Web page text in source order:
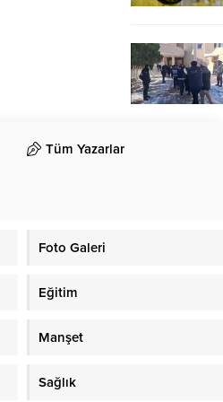
Tüm Yazarlar
Foto Galeri
Eğitim
Manşet
Sağlık